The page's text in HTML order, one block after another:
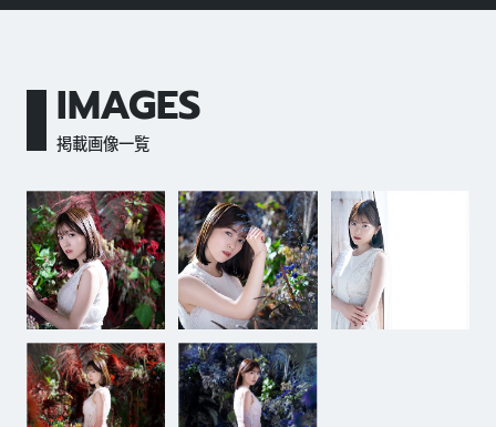
IMAGES
掲載画像一覧